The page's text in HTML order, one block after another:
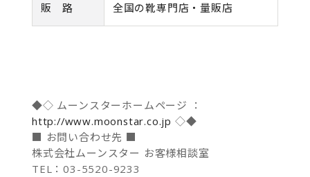
販 路 全国の靴専門店・量販店
◆◇ ムーンスターホームページ ：
http://www.moonstar.co.jp ◇◆
■ お問い合わせ先 ■
株式会社ムーンスター お客様相談室
TEL：03-5520-9233